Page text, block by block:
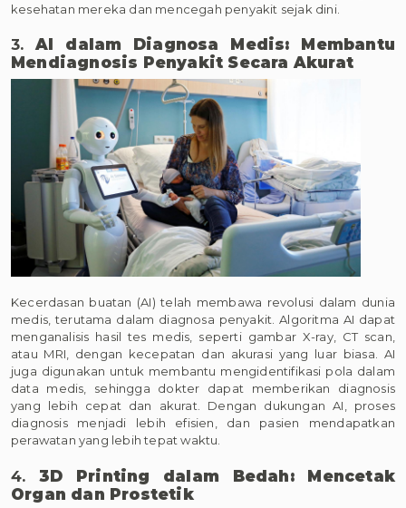
kesehatan mereka dan mencegah penyakit sejak dini.
3.AI dalam Diagnosa Medis: Membantu
Mendiagnosis Penyakit Secara Akurat
Kecerdasan buatan (AI) telah membawa revolusi dalam dunia
medis, terutama dalam diagnosa penyakit. Algoritma AI dapat
menganalisis hasil tes medis, seperti gambar X-ray, CT scan,
atau MRI, dengan kecepatan dan akurasi yang luar biasa. AI
juga digunakan untuk membantu mengidentifikasi pola dalam
data medis, sehingga dokter dapat memberikan diagnosis
yang lebih cepat dan akurat. Dengan dukungan AI, proses
diagnosis menjadi lebih efisien, dan pasien mendapatkan
perawatan yang lebih tepat waktu.
4. 3D Printing dalam Bedah: Mencetak
Organ dan Prostetik